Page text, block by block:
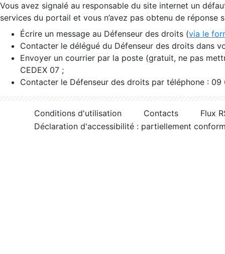
Vous avez signalé au responsable du site internet un
services du portail et vous n’avez pas obtenu de réponse
Écrire un message au Défenseur des droits (via le
Contacter le délégué du Défenseur des droits dans
Envoyer un courrier par la poste (gratuit, ne pas
CEDEX 07 ;
Contacter le Défenseur des droits par téléphone :
Conditions d'utilisation Contacts
Flux
Déclaration d'accessibilité : partiellement